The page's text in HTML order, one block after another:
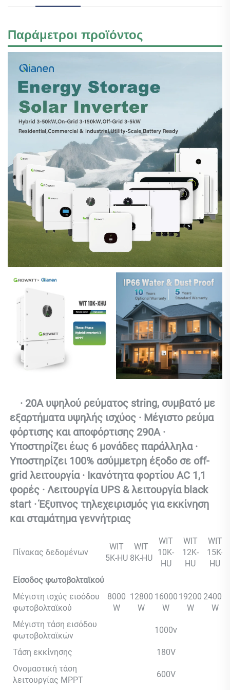
Παράμετροι προϊόντος
· 20A υψηλού ρεύματος string, συμβατό με
εξαρτήματα υψηλής ισχύος · Μέγιστο ρεύμα
φόρτισης και αποφόρτισης 290A ·
Υποστηρίζει έως 6 μονάδες παράλληλα ·
Υποστηρίζει 100% ασύμμετρη έξοδο σε off-
grid λειτουργία · Ικανότητα φορτίου AC 1,1
φορές · Λειτουργία UPS & λειτουργία black
start · Έξυπνος τηλεχειρισμός για εκκίνηση
και σταμάτημα γεννήτριας
Πίνακας δεδομένων
WIT
5K-HU
WIT
8K-HU
WIT
10K-
HU
WIT
12K-
HU
WIT
15K-
HU
Είσοδος φωτοβολταϊκού
Μέγιστη ισχύς εισόδου
φωτοβολταϊκού
8000
W
12800
W
16000
W
19200
W
24000
W
Μέγιστη τάση εισόδου
φωτοβολταϊκών
1000v
Τάση εκκίνησης
180V
Ονομαστική τάση
λειτουργίας MPPT
600V